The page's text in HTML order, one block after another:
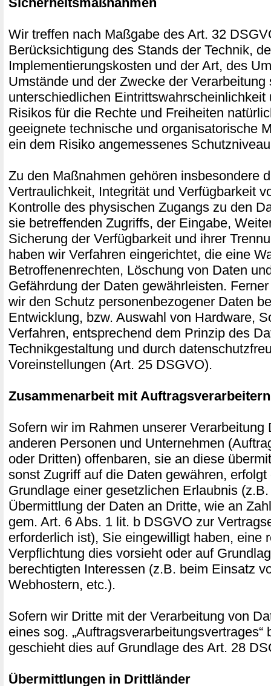
Wir treffen nach Maßgabe des Art. 32
Berücksichtigung des Stands der Technik,
Implementierungskosten und der Art, des
Umstände und der Zwecke der Verarbeitung
unterschiedlichen Eintrittswahrscheinlichkeit
Risikos für die Rechte und Freiheiten
geeignete technische und organisatorische
ein dem Risiko angemessenes
Zu den Maßnahmen gehören insbesondere
Vertraulichkeit, Integrität und Verfügbarkeit
Kontrolle des physischen Zugangs zu den
sie betreffenden Zugriffs, der Eingabe,
Sicherung der Verfügbarkeit und ihrer
haben wir Verfahren eingerichtet, die eine
Betroffenenrechten, Löschung von Daten
Gefährdung der Daten gewährleisten.
wir den Schutz personenbezogener Daten
Entwicklung, bzw. Auswahl von Hardware,
Verfahren, entsprechend dem Prinzip des
Technikgestaltung und durch
Voreinstellungen (Art. 25 DSGVO).
Zusammenarbeit mit
Sofern wir im Rahmen unserer Verarbeitung
anderen Personen und Unternehmen
oder Dritten) offenbaren, sie an diese
sonst Zugriff auf die Daten gewähren, erfolgt
Grundlage einer gesetzlichen Erlaubnis
Übermittlung der Daten an Dritte, wie an
gem. Art. 6 Abs. 1 lit. b DSGVO zur
erforderlich ist), Sie eingewilligt haben, eine
Verpflichtung dies vorsieht oder auf
berechtigten Interessen (z.B. beim Einsatz
Webhostern, etc.).
Sofern wir Dritte mit der Verarbeitung von
eines sog. „Auftragsverarbeitungsvertrages“
geschieht dies auf Grundlage des Art. 28
Übermittlungen in Drittländer